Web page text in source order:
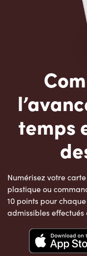
temps
Numérisez votre
plastique ou
10 points pour
admissibles effectués